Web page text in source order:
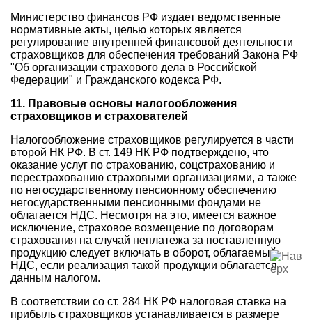
Министерство финансов РФ издает ведомственные
нормативные акты, целью которых является
регулирование внутренней финансовой деятельности
страховщиков для обеспечения требований Закона РФ
"Об организации страхового дела в Российской
Федерации" и Гражданского кодекса РФ.
11. Правовые основы налогообложения
страховщиков и страхователей
Налогообложение страховщиков регулируется в части
второй НК РФ. В ст. 149 НК РФ подтверждено, что
оказание услуг по страхованию, соцстрахованию и
перестрахованию страховыми организациями, а также
по негосударственному пенсионному обеспечению
негосударственными пенсионными фондами не
облагается НДС. Несмотря на это, имеется важное
исключение, страховое возмещение по договорам
страхования на случай неплатежа за поставленную
продукцию следует включать в оборот, облагаемый
НДС, если реализация такой продукции облагается
данным налогом.
В соответствии со ст. 284 НК РФ налоговая ставка на
прибыль страховщиков устанавливается в размере